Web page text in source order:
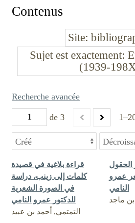
Contenus
Site
Sujet est exactement
(1939-
de 3
Recherche avancée
قراءة بلاغية في قصيدة
كلمات إلى زينب، دراسة
في الصورة الشعرية
للدكتور عمرو النامي
التمتمي, أحمد بن عبيد
الحقول
عمرو
النامي
ماجد